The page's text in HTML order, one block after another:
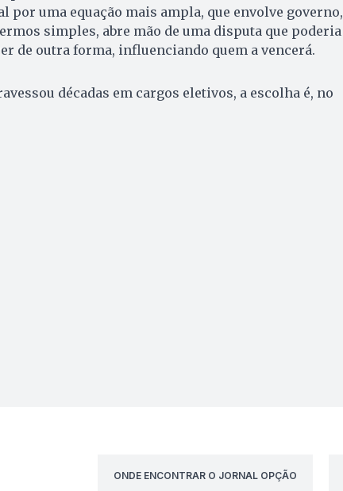
uma equação mais ampla, que envolve governo,
simples, abre mão de uma disputa que poderia
de outra forma, influenciando quem a vencerá.
décadas em cargos eletivos, a escolha é, no
ONDE ENCONTRAR O JORNAL OPÇÃO